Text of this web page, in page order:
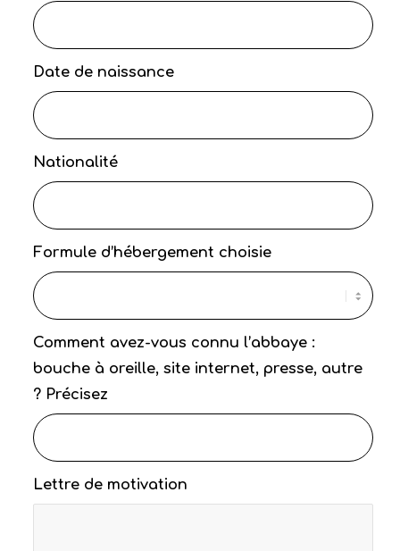
Date de naissance
Nationalité
Formule d’hébergement choisie
Comment avez-vous connu l’abbaye :
bouche à oreille, site internet, presse, autre
? Précisez
Lettre de motivation